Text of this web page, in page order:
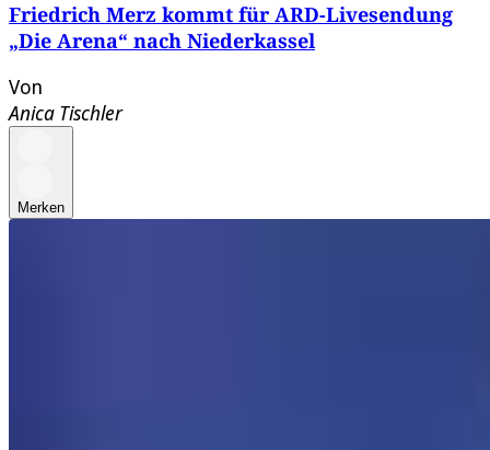
Friedrich Merz kommt für ARD-Livesendung
„Die Arena“ nach Niederkassel
Von
Anica Tischler
Merken